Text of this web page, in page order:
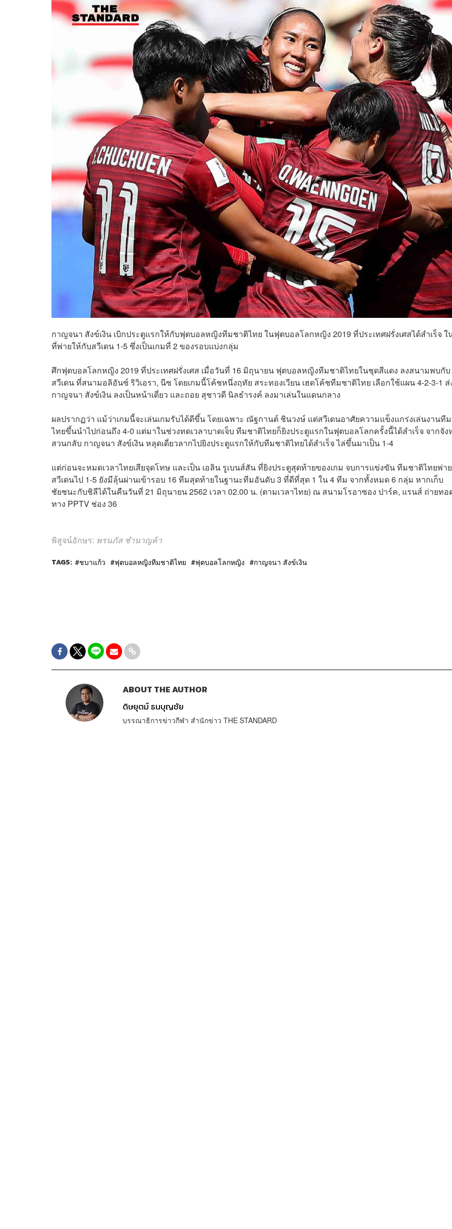
กาญจนา สังข์เงิน เบิกประตูแรกให้กับฟุตบอลหญิงทีมชาติไทย ในฟุตบอลโลกหญิง 2019 ที่ประเทศฝรั่งเศสได้สำเร็จ ใ
ที่พ่ายให้กับสวีเดน 1-5 ซึ่งเป็นเกมที่ 2 ของรอบแบ่งกลุ่ม
ศึกฟุตบอลโลกหญิง 2019 ที่ประเทศฝรั่งเศส เมื่อวันที่ 16 มิถุนายน ฟุตบอลหญิงทีมชาติไทยในชุดสีแดง ลงสนามพบกับ
สวีเดน ที่สนามอลิอันซ์ ริวิเอรา, นีซ โดยเกมนี้โค้ชหนึ่งฤทัย สระทองเวียน เฮดโค้ชทีมชาติไทย เลือกใช้แผน 4-2-3-1 ส่
กาญจนา สังข์เงิน ลงเป็นหน้าเดี่ยว และถอย สุชาวดี นิลธำรงค์ ลงมาเล่นในแดนกลาง
ผลปรากฏว่า แม้ว่าเกมนี้จะเล่นเกมรับได้ดีขึ้น โดยเฉพาะ ณัฐกานต์ ชินวงษ์ แต่สวีเดนอาศัยความแข็งแกร่งเล่นงานที
ไทยขึ้นนำไปก่อนถึง 4-0 แต่มาในช่วงทดเวลาบาดเจ็บ ทีมชาติไทยก็ยิงประตูแรกในฟุตบอลโลกครั้งนี้ได้สำเร็จ จากจัง
สวนกลับ กาญจนา สังข์เงิน หลุดเดี่ยวลากไปยิงประตูแรกให้กับทีมชาติไทยได้สำเร็จ ไล่ขึ้นมาเป็น 1-4
แต่ก่อนจะหมดเวลาไทยเสียจุดโทษ และเป็น เอลิน รูเบนส์สัน ที่ยิงประตูสุดท้ายของเกม จบการแข่งขัน ทีมชาติไทยพ่าย
สวีเดนไป 1-5 ยังมีลุ้นผ่านเข้ารอบ 16 ทีมสุดท้ายในฐานะทีมอันดับ 3 ที่ดีที่สุด​ 1​ ใน​ 4​ ทีม จากทั้งหมด​ 6​ กลุ่ม หากเก็บ
ชัยชนะกับชิลีได้ในคืนวันที่ 21 มิถุนายน 2562 เวลา 02.00 น. (ตามเวลาไทย) ณ สนามโรอาซอง ปาร์ค, แรนส์ ถ่ายทอ
ทาง PPTV ช่อง 36
พิสูจน์อักษร: พรนภัส ชำนาญค้า
TAGS: ชบาแก้ว ฟุตบอลหญิงทีมชาติไทย ฟุตบอลโลกหญิง กาญจนา สังข์เงิน
ABOUT THE AUTHOR
ดิษยุตม์ ธนบุญชัย
บรรณาธิการข่าวกีฬา สำนักข่าว THE STANDARD